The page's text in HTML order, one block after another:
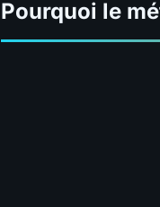
Pourquoi le